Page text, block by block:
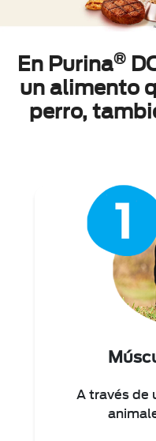
En Purina®
un alimento
perro,
A través de